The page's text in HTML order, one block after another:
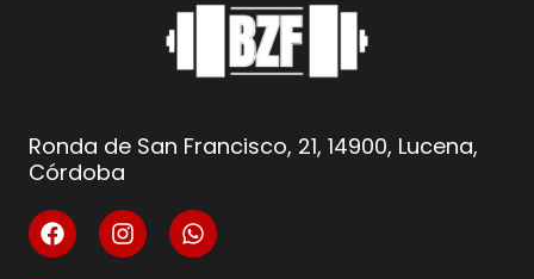
Ronda de San Francisco, 21, 14900, Lucena,
Córdoba